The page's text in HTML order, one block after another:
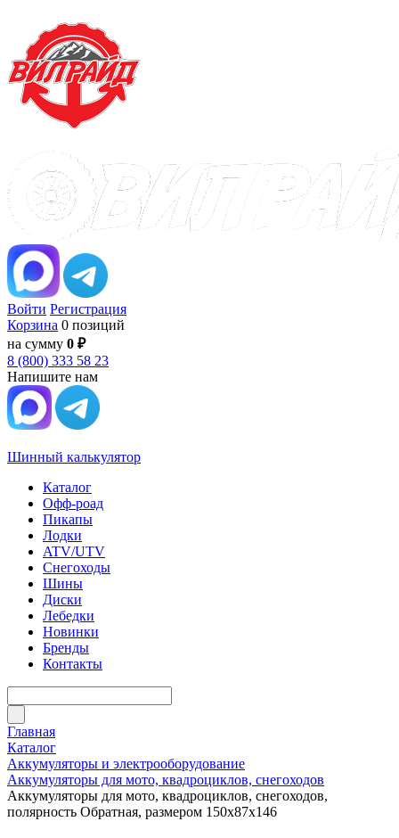
Войти Регистрация
Корзина 0 позиций
на сумму 0 ₽
8 (800) 333 58 23
Напишите нам
Шинный калькулятор
Каталог
Офф-роад
Пикапы
Лодки
ATV/UTV
Снегоходы
Шины
Диски
Лебедки
Новинки
Бренды
Контакты
Главная
Каталог
Аккумуляторы и электрооборудование
Аккумуляторы для мото, квадроциклов, снегоходов
Аккумуляторы для мото, квадроциклов, снегоходов,
полярность Обратная, размером 150x87x146